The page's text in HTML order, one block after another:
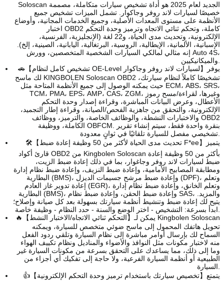
Soloscan الجديد لعام 2025 هو أداة تشخيص سيارات متكاملة، مصممة
خصيصًا لسيارات لاند روفر وجاكوار. تشمل الميزات تشخيص جميع
الأنظمة على مستوى المعدات الأصلية، وجميع الخدمات المجانية، وأوضاع
اختبار OBD2 كاملة، وتحكم ثنائي الاتجاه وترميز وحدة التحكم
الإلكترونية، وتحديث مدى الحياة، و22 لغة (الإنجليزية، الفرنسية،
الإسبانية، الألمانية، الإيطالية، الروسية، البرتغالية، اليابانية، الصينية، إلخ).
إنه مثالي لمالكي السيارات الشخصية المتخصصين، وورش Auto 4S،
والميكانيكيين.
🚗【تشخيص كامل لنظام OE-Level لسيارات لاند روفر وجاكوار】يوفر
لك ماسح KINGBOLEN Soloscan OBD2 تشخيصًا كاملاً لنظام سيارتك،
حيث يمكنه الوصول إلى جميع الأنظمة المتاحة مثل ECM، ABS، SRS،
TCM، PMA، EPS، AMP، CAS، ZGM، وغيرها، لقراءة/مسح رموز
الأعطال، وعرض البيانات المباشرة، وقراءة إصدار وحدة التحكم
الإلكترونية، والتحقق من جاهزية الفحص/الصيانة، وقراءة إطار التجميد،
والاختبارات النشطة، والوظائف الخاصة، والترميز، ووظائف OBD2
الكاملة، ووظيفة OBFCM. بنقرة واحدة فقط، سيتم إنشاء تقرير
تشخيصي مفصل للسيارة تلقائيًا في ثوانٍ معدودة.
🛠️【تحديث مدى الحياة لأكثر من 50 وظيفة إعادة ضبط F*ee】يتميز
قارئ أكواد OBD2 من Kingbolen Soloscan بأكثر من 50 وظيفة إعادة
ضبط لسيارات لاند روفر وجاغوار، بما في ذلك إعادة ضبط الزيت،
ومطابقة المصابيح الأمامية، وإعادة ضبط النزيف، وإعادة ضبط نظام إدارة
البطارية (BMS)، وإعادة ضبط مرشح جسيمات الديزل (DPF)، وتعلم
إعادة تدوير غاز العادم (EGR)، وتعلم الخانق، وإعادة ضبط نظام إدارة
البطارية (BMS)، وإعادة ضبط الحقن، وإعادة ضبط نظام SAS، والمزيد.
يتيح لك إعادة ضبط وتنشيط أنظمة سيارتك بسهولة بعد كل صيانة وإصلاح؛
ابدأ بسرعة: التشخيص - اختر الوضع والسنة - حدد النظام - وظيفة خاصة.
🔥【التحكم ثنائي الاتجاه/الاختبار النشط】يمكن لـ Kingbolen Soloscan
تحويل هاتفك المحمول إلى ماسح ضوئي متخصص للسيارة، ويمكنه
السماح لك بإرسال أوامر مباشرة إلى نظام السيارة وتلقي ردود الفعل
منه لاختبار مكونات مثل النوافذ والأضواء والمناديل ونظام تكييف الهواء
وما إلى ذلك، مما يساعدك على التحقق بسرعة من مكونات السيارة غير
الطبيعية أو أنظمة السيارة الفرعية، ولا حاجة إلى تفكيك أي أجزاء من
السيارة.
👍【تخصيص سيارتك باستخدام ترميز وحدة التحكم الإلكترونية】يتمتع